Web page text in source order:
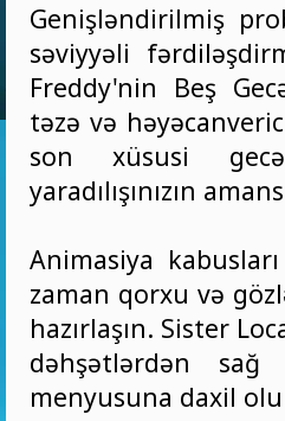
Genişləndirilmiş
səviyyəli
Freddy'nin Beş
təzə və
son xüsusi
yaradılışınızın
Animasiya
zaman qorxu və
hazırlaşın. Sister
dəhşətlərdən sağ
menyusuna daxil